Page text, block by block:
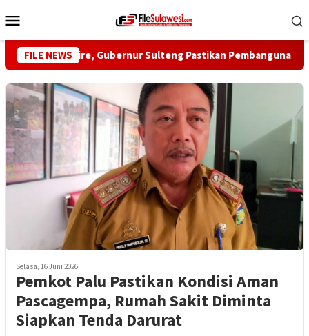
ke
Mobile
FILE NEWS
Desa Mire, Gubernur Sulteng Pastikan Pembangunan
Selasa, 16 Juni 2026
Pemkot Palu Pastikan Kondisi Aman
Pascagempa, Rumah Sakit Diminta
Siapkan Tenda Darurat